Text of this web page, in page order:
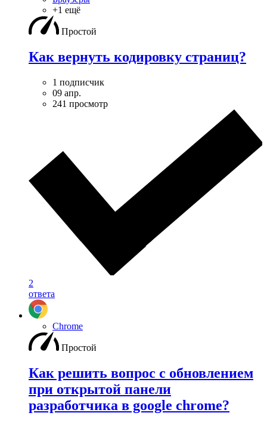
+1 ещё
Простой
Как вернуть кодировку страниц?
1 подписчик
09 апр.
241 просмотр
2
ответа
Chrome
Простой
Как решить вопрос с обновлением
при открытой панели
разработчика в google chrome?